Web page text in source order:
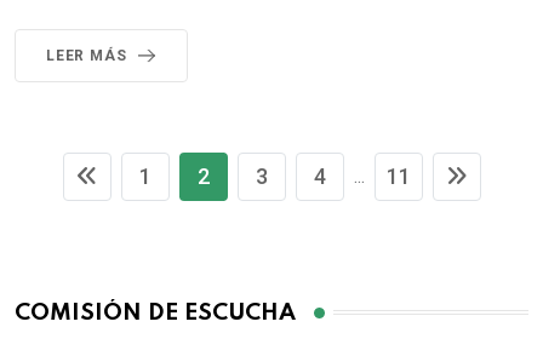
LEER MÁS
1 2 3 4 11
COMISIÓN DE ESCUCHA